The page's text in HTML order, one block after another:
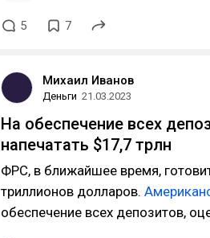
5 7
Михаил Иванов
Деньги 21.03.2023
На обеспечение всех
напечатать $17,7 трлн
ФРС, в ближайшее время,
триллионов долларов.
обеспечение всех депозитов,